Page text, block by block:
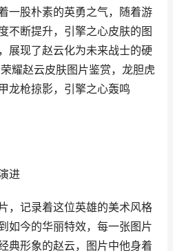
一股朴素的英勇之气，随着游
不断提升，引擎之心皮肤的图
展现了赵云化为未来战士的硬
耀赵云皮肤图片鉴赏，龙胆虎
龙枪掠影，引擎之心轰鸣
进
，记录着这位英雄的美术风格
如今的华丽特效，每一张图片
典形象的赵云，图片中他身着